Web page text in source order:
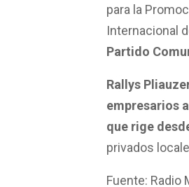
para la
Internacional
Partido
Rallys
empresarios
que rige
privados
Fuente: Radio